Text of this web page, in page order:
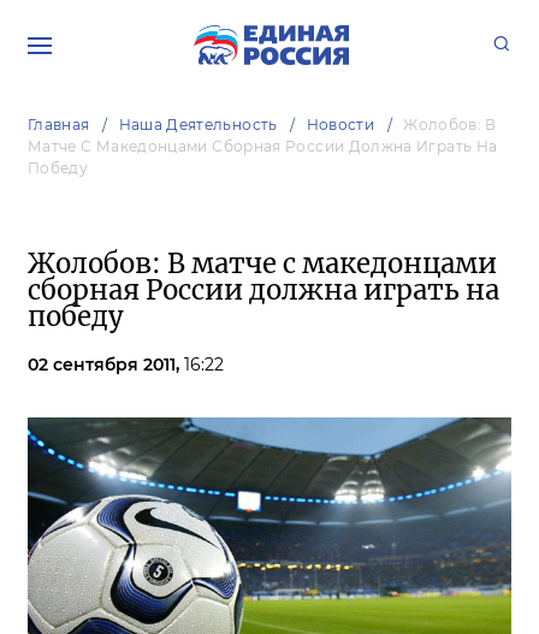
Главная Наша Деятельность Новости
Жолобов: В
Матче С Македонцами Сборная России Должна Играть На
Победу
Жолобов: В матче с македонцами
сборная России должна играть на
победу
02 сентября 2011, 16:22